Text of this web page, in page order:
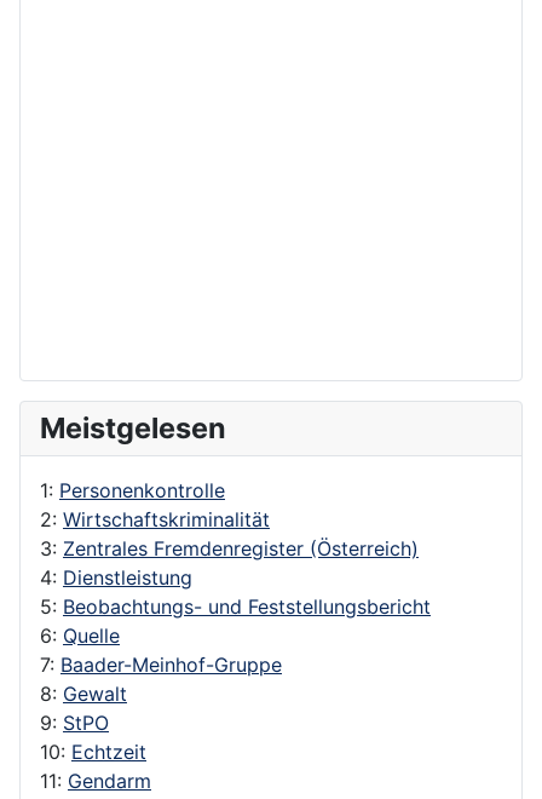
Meistgelesen
1: Personenkontrolle
2: Wirtschaftskriminalität
3: Zentrales Fremdenregister (Österreich)
4: Dienstleistung
5: Beobachtungs- und Feststellungsbericht
6: Quelle
7: Baader-Meinhof-Gruppe
8: Gewalt
9: StPO
10: Echtzeit
11: Gendarm